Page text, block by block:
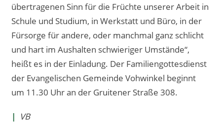
übertragenen Sinn für die Früchte unserer Arbeit in
Schule und Studium, in Werkstatt und Büro, in der
Fürsorge für andere, oder manchmal ganz schlicht
und hart im Aushalten schwieriger Umstände“,
heißt es in der Einladung. Der Familiengottesdienst
der Evangelischen Gemeinde Vohwinkel beginnt
um 11.30 Uhr an der Gruitener Straße 308.
| VB